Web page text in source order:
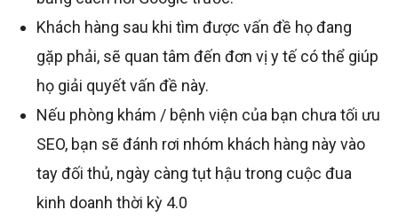
Khách hàng sau khi tìm được vấn đề họ đang
gặp phải, sẽ quan tâm đến đơn vị y tế có thể giúp
họ giải quyết vấn đề này.
Nếu phòng khám / bệnh viện của bạn chưa tối ưu
SEO, bạn sẽ đánh rơi nhóm khách hàng này vào
tay đối thủ, ngày càng tụt hậu trong cuộc đua
kinh doanh thời kỳ 4.0